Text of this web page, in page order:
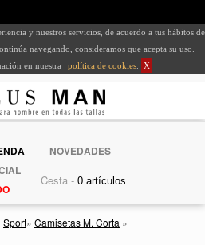
y nuestros servicios, de acuerdo a tus hábitos de
navegando, consideramos que acepta su uso.
en nuestra
política de cookies X
NOVEDADES
Cesta -
Sport» Camisetas M. Corta »